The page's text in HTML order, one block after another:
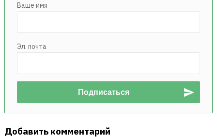
Ваше имя
Эл. почта
Добавить комментарий